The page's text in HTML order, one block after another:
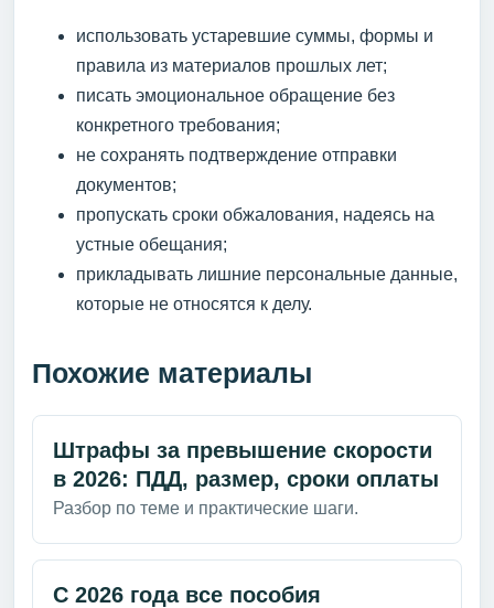
использовать устаревшие суммы, формы и
правила из материалов прошлых лет;
писать эмоциональное обращение без
конкретного требования;
не сохранять подтверждение отправки
документов;
пропускать сроки обжалования, надеясь на
устные обещания;
прикладывать лишние персональные данные,
которые не относятся к делу.
Похожие материалы
Штрафы за превышение скорости
в 2026: ПДД, размер, сроки оплаты
Разбор по теме и практические шаги.
С 2026 года все пособия